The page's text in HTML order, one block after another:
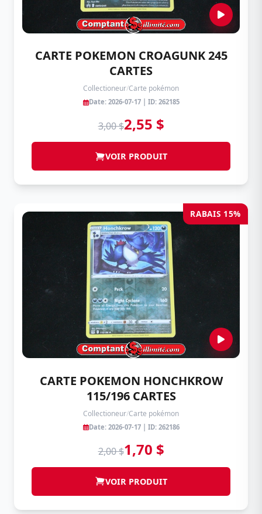
CARTE POKEMON CROAGUNK 245
CARTES
Collectioneur/Carte pokémon
Date: 2026-07-17 | ID: 262185
3,00 $2,55 $
VOIR PRODUIT
RABAIS 15%
CARTE POKEMON HONCHKROW
115/196 CARTES
Collectioneur/Carte pokémon
Date: 2026-07-17 | ID: 262186
2,00 $1,70 $
VOIR PRODUIT